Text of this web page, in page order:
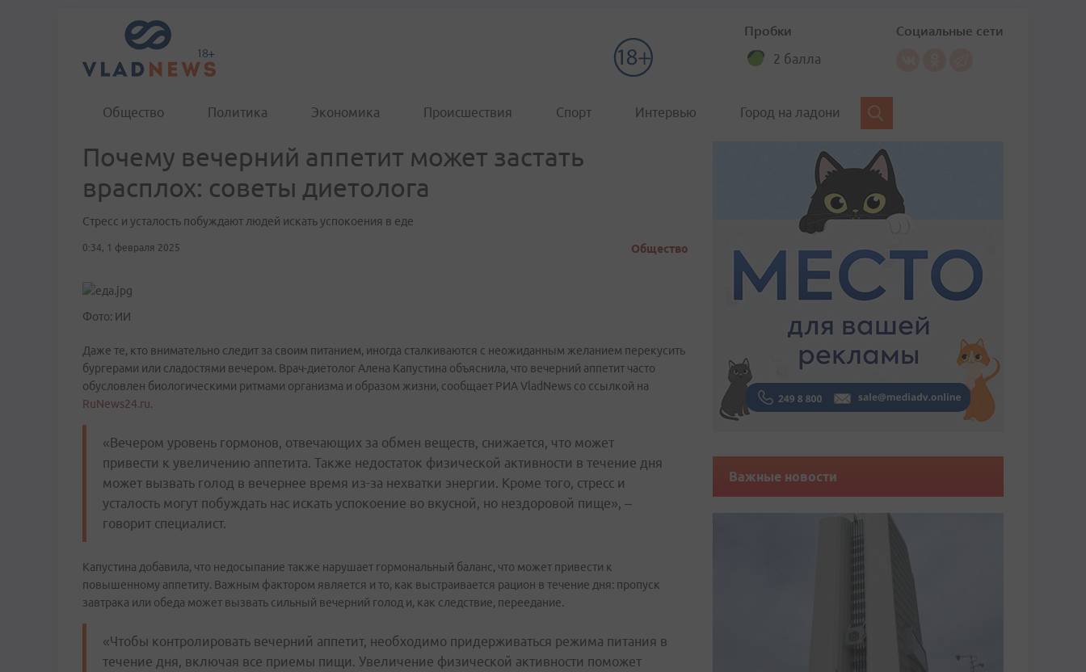
Пробки
2 балла
Социальные сети
Общество Политика Экономика Происшествия Спорт Интервью Город на ладони
Почему вечерний аппетит может застать
врасплох: советы диетолога
Стресс и усталость побуждают людей искать успокоения в еде
0:34, 1 февраля 2025 Общество
Фото: ИИ
Даже те, кто внимательно следит за своим питанием, иногда сталкиваются с неожиданным желанием перекусить
бургерами или сладостями вечером. Врач-диетолог Алена Капустина объяснила, что вечерний аппетит часто
обусловлен биологическими ритмами организма и образом жизни, сообщает РИА VladNews со ссылкой на
RuNews24.ru.
«Вечером уровень гормонов, отвечающих за обмен веществ, снижается, что может
привести к увеличению аппетита. Также недостаток физической активности в течение дня
может вызвать голод в вечернее время из-за нехватки энергии. Кроме того, стресс и
усталость могут побуждать нас искать успокоение во вкусной, но нездоровой пище», –
говорит специалист.
Капустина добавила, что недосыпание также нарушает гормональный баланс, что может привести к
повышенному аппетиту. Важным фактором является и то, как выстраивается рацион в течение дня: пропуск
завтрака или обеда может вызвать сильный вечерний голод и, как следствие, переедание.
«Чтобы контролировать вечерний аппетит, необходимо придерживаться режима питания в
течение дня, включая все приемы пищи. Увеличение физической активности поможет
Важные новости